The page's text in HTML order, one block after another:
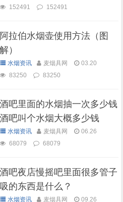
152491
152491
阿拉伯水烟壶使用方法（图
解）
水烟资讯 麦烟具网
03.20
83250
83250
酒吧里面的水烟抽一次多少钱
酒吧叫个水烟大概多少钱
水烟资讯 麦烟具网
06.26
68079
68079
酒吧夜店慢摇吧里面很多管子
吸的东西是什么？
水烟资讯 麦烟具网
09.26